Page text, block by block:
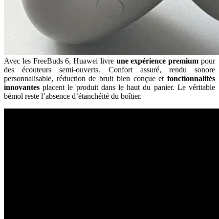
Avec les FreeBuds 6, Huawei livreune expérience premiumpour
des écouteurs semi-ouverts. Confort assuré, rendu sonore
personnalisable, réduction de bruit bien conçue et fonctionnalités
innovantes placent le produit dans le haut du panier. Le véritable
bémol reste l’absence d’étanchéité du boîtier.